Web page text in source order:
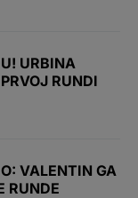
URBINA
RUNDI
VALENTIN GA
RUNDE